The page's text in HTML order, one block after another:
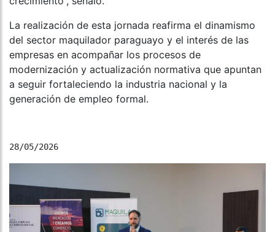
La realización de esta jornada reafirma el dinamismo
del sector maquilador paraguayo y el interés de las
empresas en acompañar los procesos de
modernización y actualización normativa que apuntan
a seguir fortaleciendo la industria nacional y la
generación de empleo formal.
28/05/2026